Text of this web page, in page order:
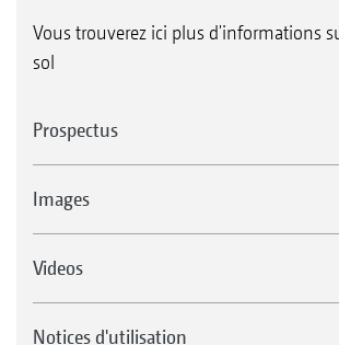
Vous trouverez ici plus d'informations
sol
Prospectus
Images
Videos
Notices d'utilisation